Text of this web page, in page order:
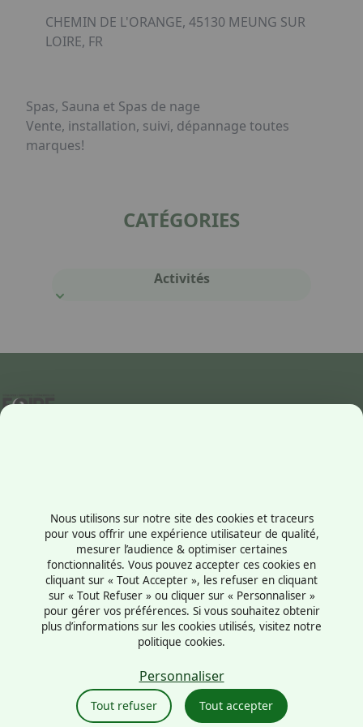
CHEMIN DE L'ORANGE, 45130 MEUNG SUR
LOIRE, FR
Spas, Sauna et Spas de nage
Vente, installation, suivi, dépannage toutes
marques!
CATÉGORIES
Activités
1 rue du Président Robert Schuman
45100 - Orléans
France
Politique de confidentialité
Nous utilisons sur notre site des cookies et traceurs
pour vous offrir une expérience utilisateur de qualité,
mesurer l’audience & optimiser certaines
fonctionnalités. Vous pouvez accepter ces cookies en
cliquant sur « Tout Accepter », les refuser en cliquant
sur « Tout Refuser » ou cliquer sur « Personnaliser »
pour gérer vos préférences. Si vous souhaitez obtenir
plus d’informations sur les cookies utilisés, visitez notre
politique cookies.
Tout accepter
Tout refuser
Personnaliser